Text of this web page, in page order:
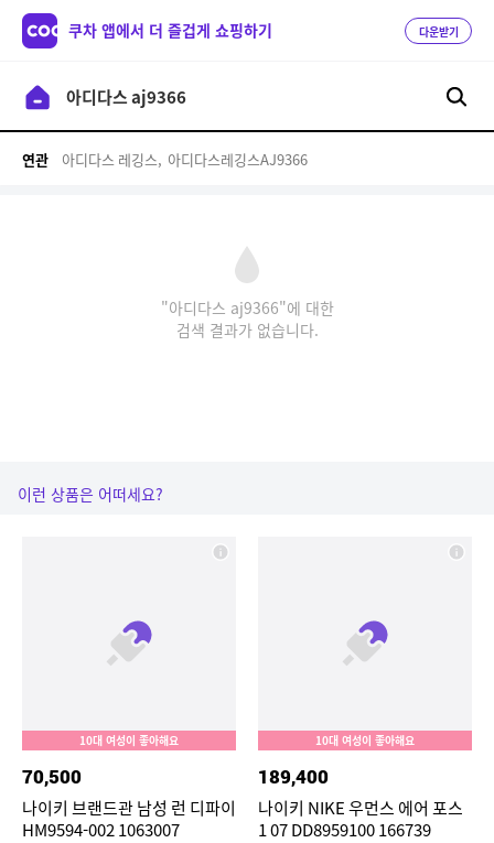
쿠차 앱에서 더 즐겁게 쇼핑하기 다운받기
연관 아디다스 레깅스, 아디다스레깅스AJ9366
"아디다스 aj9366"에 대한
검색 결과가 없습니다.
이런 상품은 어떠세요?
10대 여성이 좋아해요
70,500
나이키 브랜드관 남성 런 디파이
HM9594-002 1063007
10대 여성이 좋아해요
189,400
나이키 NIKE 우먼스 에어 포스
1 07 DD8959100 166739